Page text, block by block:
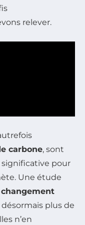
relever.
carbone, sont
pour
Une étude
changement
plus de
n’en